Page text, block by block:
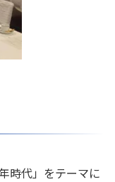
時代」をテーマに